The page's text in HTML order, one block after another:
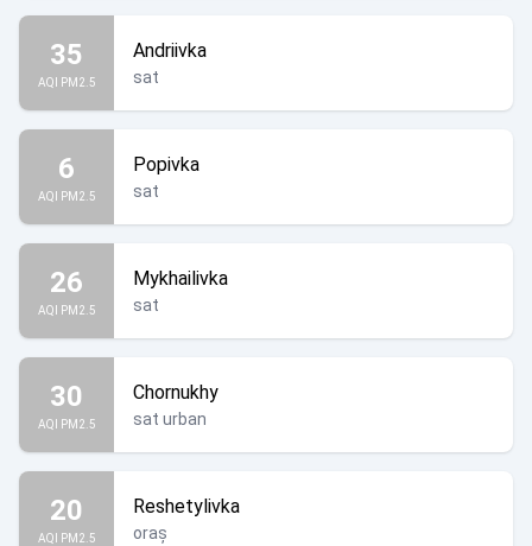
35
AQI PM2.5
Andriivka
sat
6
AQI PM2.5
Popivka
sat
26
AQI PM2.5
Mykhailivka
sat
30
AQI PM2.5
Chornukhy
sat urban
20
AQI PM2.5
Reshetylivka
oraș